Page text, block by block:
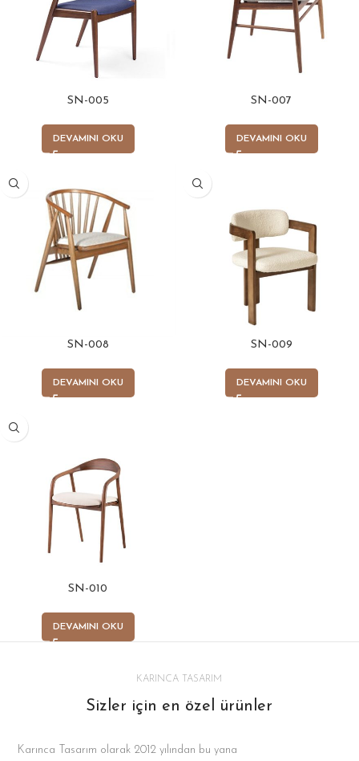
SN-005
DEVAMINI OKU
SN-007
DEVAMINI OKU
SN-008
DEVAMINI OKU
SN-009
DEVAMINI OKU
SN-010
DEVAMINI OKU
KARINCA TASARIM
Sizler için en özel ürünler
Karınca Tasarım olarak 2012 yılından bu yana